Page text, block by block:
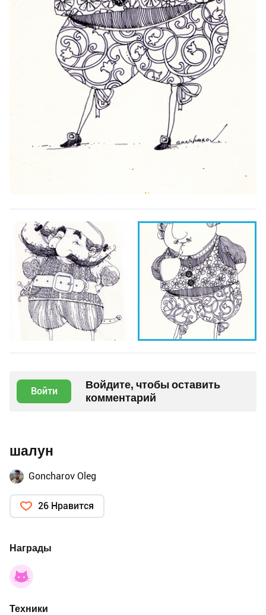
Войти
Войдите, чтобы оставить
комментарий
шалун
Goncharov Oleg
26 Нравится
Награды
Техники